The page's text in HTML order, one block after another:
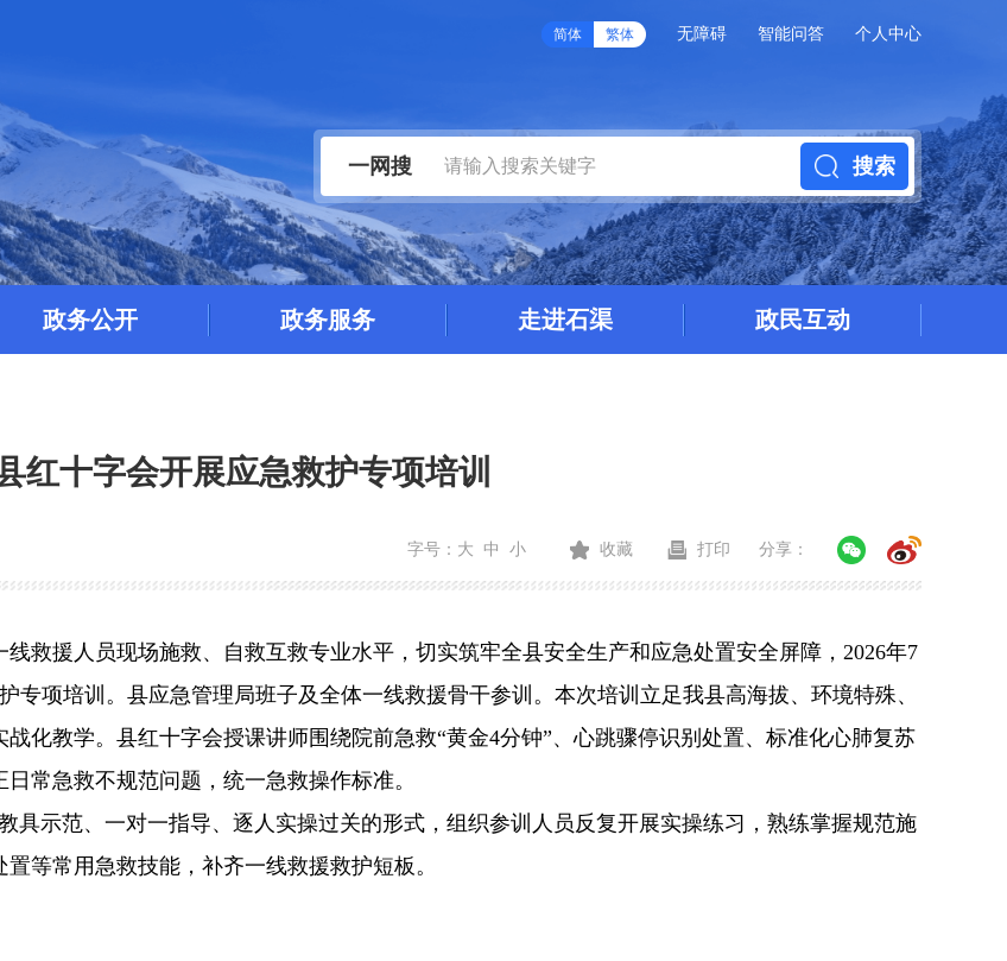
简体 繁体 无障碍 智能问答 个人中心
一网搜 搜索
政务公开 政务服务 走进石渠 政民互动
红十字会开展应急救护专项培训
字号： 大 中 小 收藏 打印 分享：
救援人员现场施救、自救互救专业水平，切实筑牢全县安全生产和应急处置安全屏障，2026年7
专项培训。县应急管理局班子及全体一线救援骨干参训。 本次培训立足我县高海拔、环境特殊、
化教学。县红十字会授课讲师围绕院前急救“黄金4分钟”、心跳骤停识别处置、标准化心肺复苏
常急救不规范问题，统一急救操作标准。
具示范、一对一指导、逐人实操过关的形式，组织参训人员反复开展实操练习，熟练掌握规范施
等常用急救技能，补齐一线救援救护短板。